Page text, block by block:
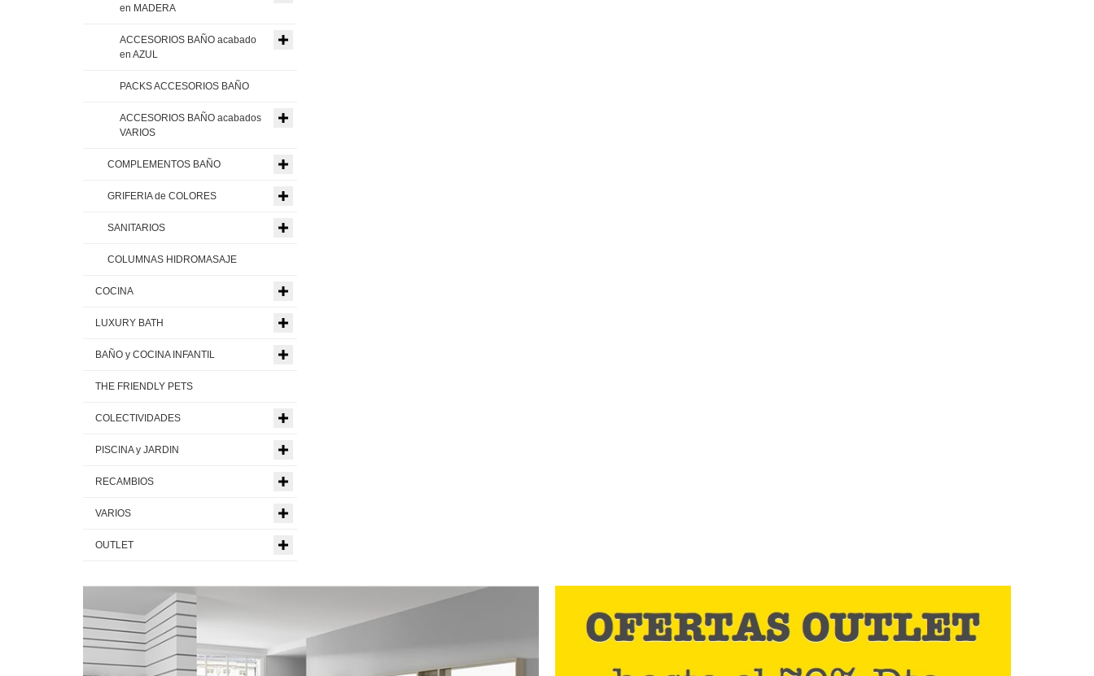
en MADERA
ACCESORIOS BAÑO acabado
en AZUL
PACKS ACCESORIOS BAÑO
ACCESORIOS BAÑO acabados
VARIOS
COMPLEMENTOS BAÑO
GRIFERIA de COLORES
SANITARIOS
COLUMNAS HIDROMASAJE
COCINA
LUXURY BATH
BAÑO y COCINA INFANTIL
THE FRIENDLY PETS
COLECTIVIDADES
PISCINA y JARDIN
RECAMBIOS
VARIOS
OUTLET